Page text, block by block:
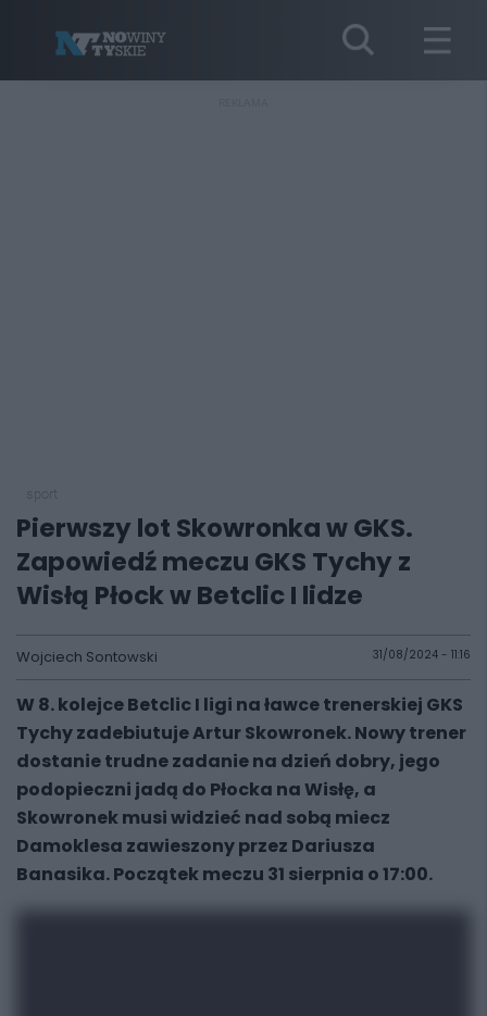
Pierwszy lot Skowronka w GKS.
Zapowiedź meczu GKS Tychy z
Wisłą Płock w Betclic I lidze
Wojciech Sontowski 31/08/2024 - 11:16
W 8. kolejce Betclic I ligi na ławce trenerskiej GKS
Tychy zadebiutuje Artur Skowronek. Nowy trener
dostanie trudne zadanie na dzień dobry, jego
podopieczni jadą do Płocka na Wisłę, a
Skowronek musi widzieć nad sobą miecz
Damoklesa zawieszony przez Dariusza
Banasika. Początek meczu 31 sierpnia o 17:00.